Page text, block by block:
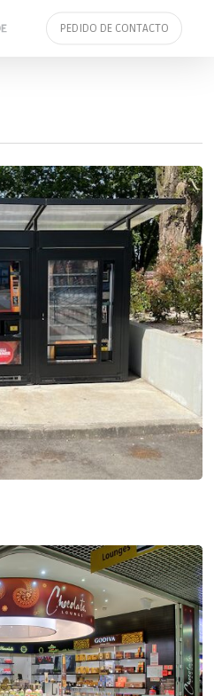
PEDIDO DE CONTACTO